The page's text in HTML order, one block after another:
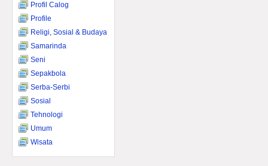
Profil Calog
Profile
Religi, Sosial & Budaya
Samarinda
Seni
Sepakbola
Serba-Serbi
Sosial
Tehnologi
Umum
Wisata